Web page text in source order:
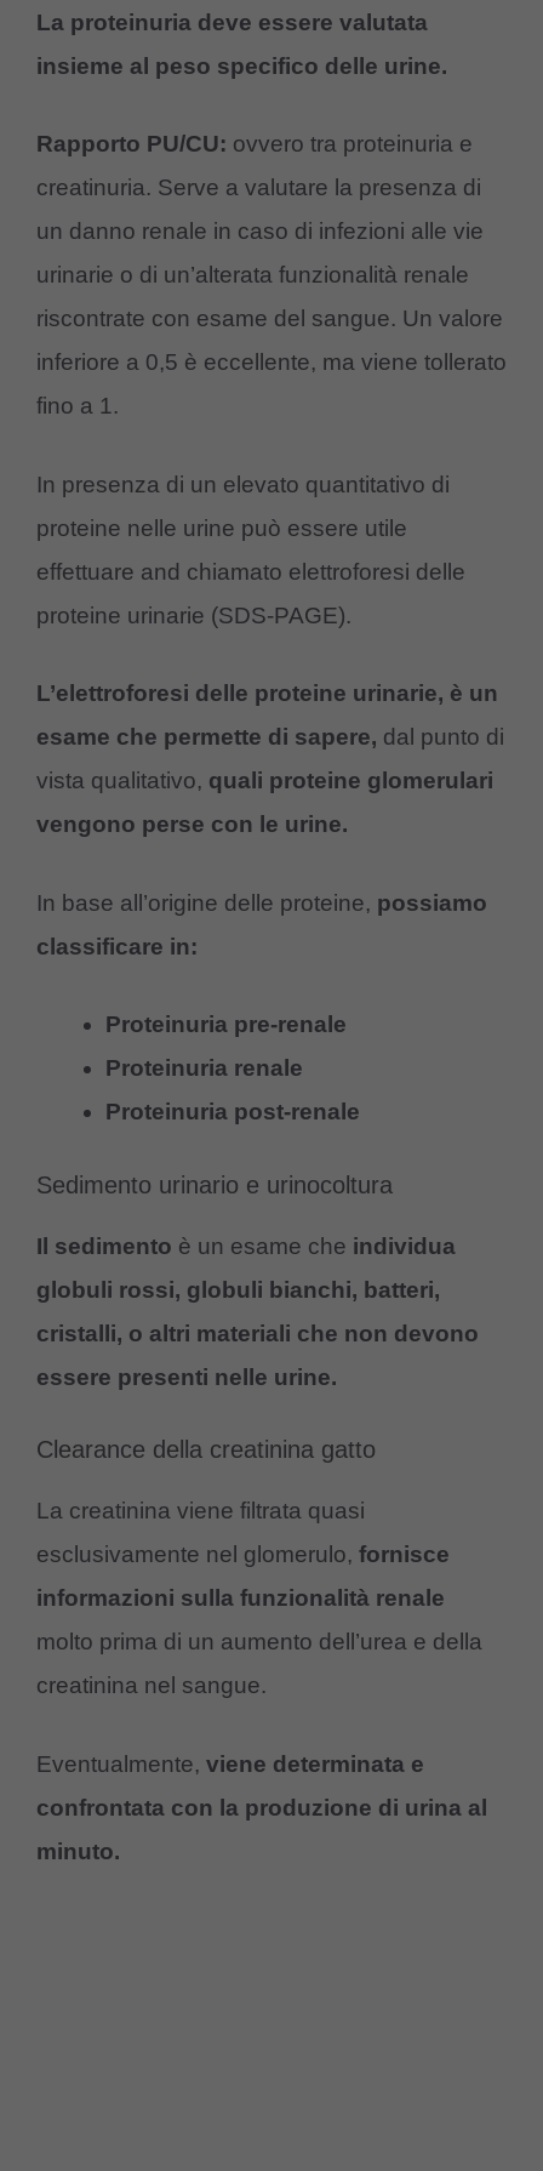
La proteinuria deve essere valutata
insieme al peso specifico delle urine.
Rapporto PU/CU: ovvero tra proteinuria e
creatinuria. Serve a valutare la presenza di
un danno renale in caso di infezioni alle vie
urinarie o di un’alterata funzionalità renale
riscontrate con esame del sangue. Un valore
inferiore a 0,5 è eccellente, ma viene tollerato
fino a 1.
In presenza di un elevato quantitativo di
proteine nelle urine può essere utile
effettuare and chiamato elettroforesi delle
proteine urinarie (SDS-PAGE).
L’elettroforesi delle proteine urinarie, è un
esame che permette di sapere, dal punto di
vista qualitativo, quali proteine glomerulari
vengono perse con le urine.
In base all’origine delle proteine, possiamo
classificare in:
Proteinuria pre-renale
Proteinuria renale
Proteinuria post-renale
Sedimento urinario e urinocoltura
Il sedimento è un esame che individua
globuli rossi, globuli bianchi, batteri,
cristalli, o altri materiali che non devono
essere presenti nelle urine.
Clearance della creatinina gatto
La creatinina viene filtrata quasi
esclusivamente nel glomerulo, fornisce
informazioni sulla funzionalità renale
molto prima di un aumento dell’urea e della
creatinina nel sangue.
Eventualmente, viene determinata e
confrontata con la produzione di urina al
minuto.